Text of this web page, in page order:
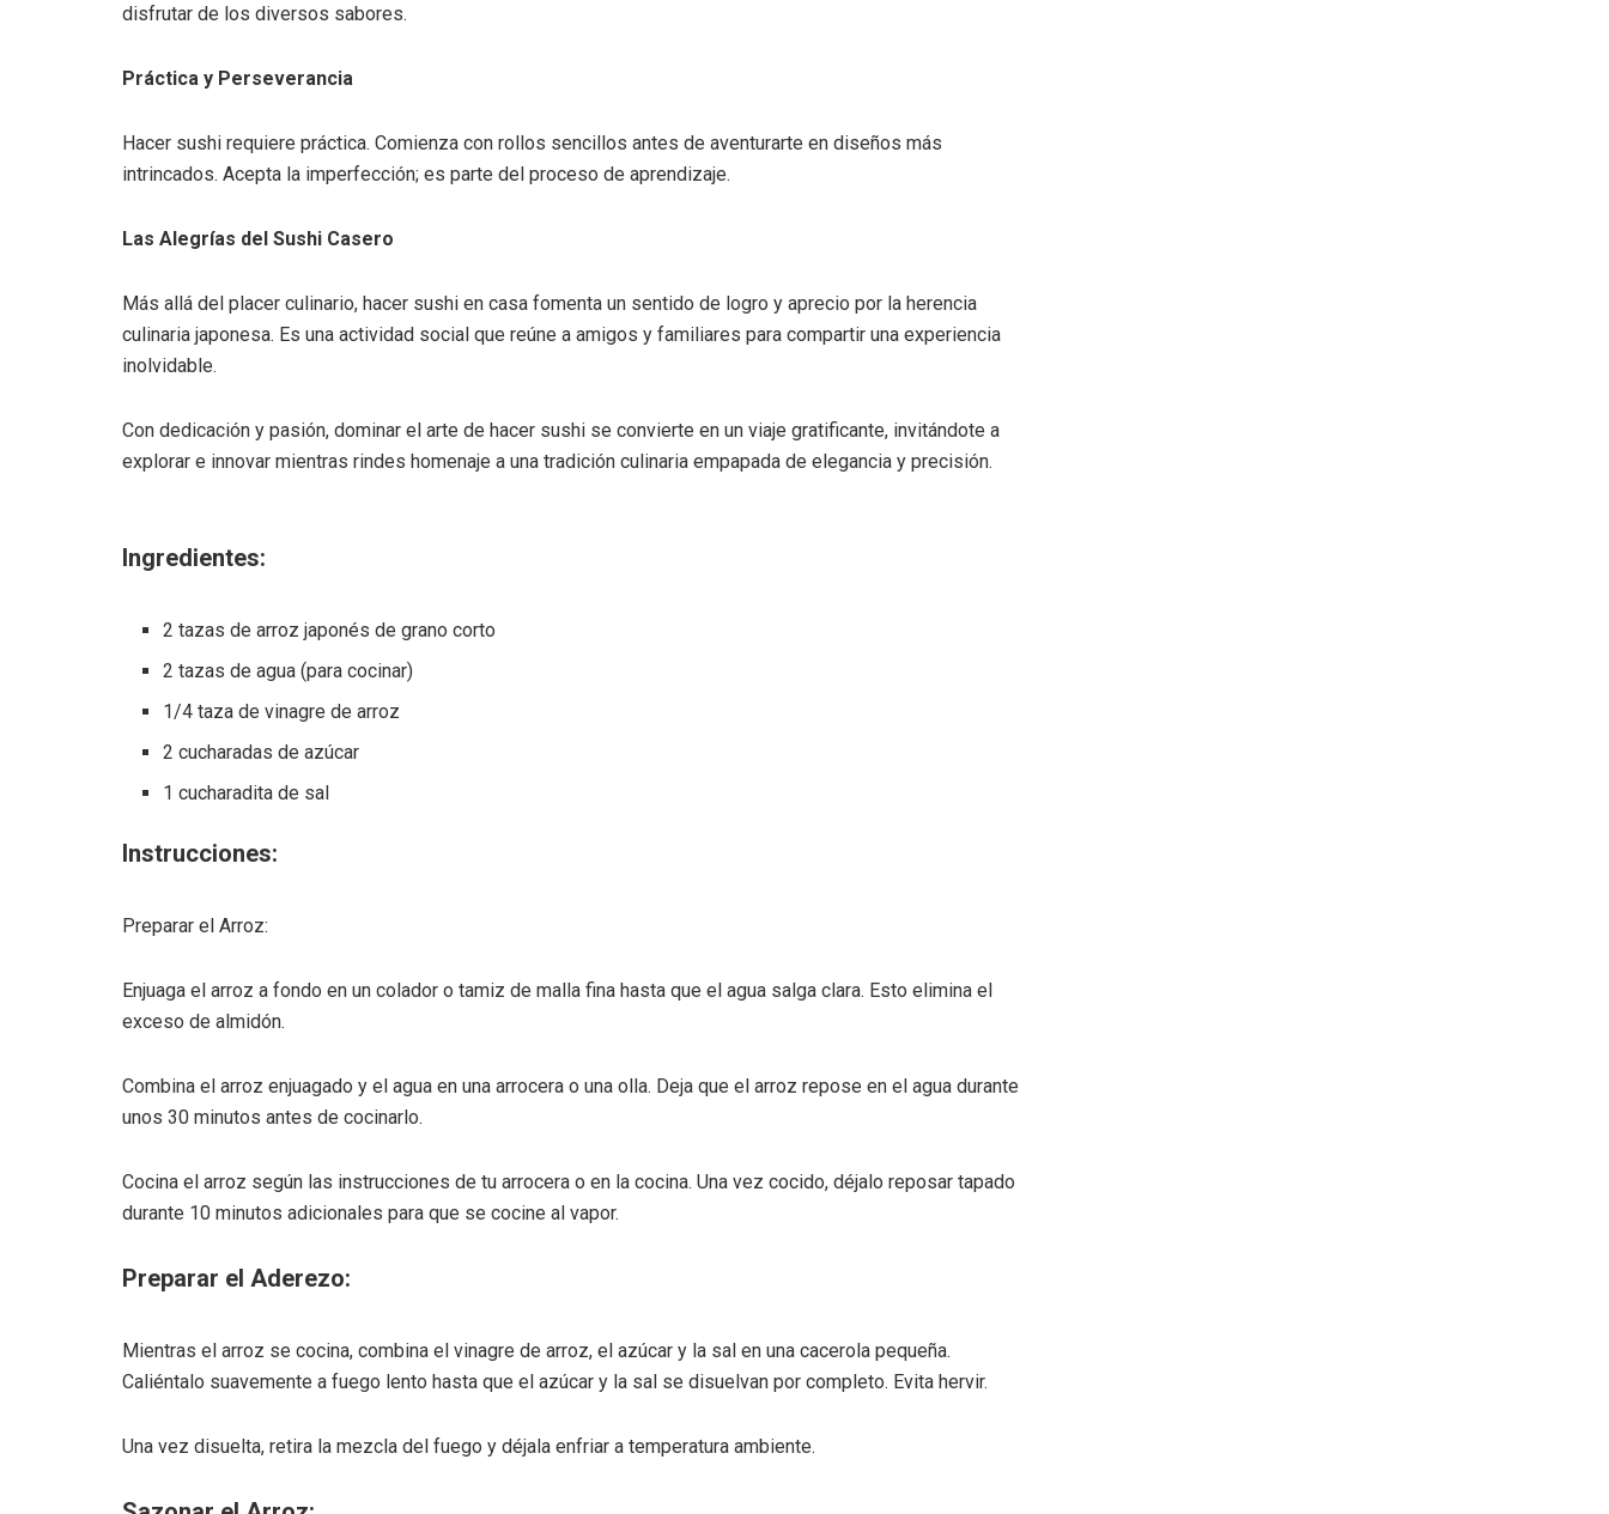
disfrutar de los diversos sabores.
Práctica y Perseverancia
Hacer sushi requiere práctica. Comienza con rollos sencillos antes de aventurarte en diseños más
intrincados. Acepta la imperfección; es parte del proceso de aprendizaje.
Las Alegrías del Sushi Casero
Más allá del placer culinario, hacer sushi en casa fomenta un sentido de logro y aprecio por la herencia
culinaria japonesa. Es una actividad social que reúne a amigos y familiares para compartir una experiencia
inolvidable.
Con dedicación y pasión, dominar el arte de hacer sushi se convierte en un viaje gratificante, invitándote a
explorar e innovar mientras rindes homenaje a una tradición culinaria empapada de elegancia y precisión.
Ingredientes:
2 tazas de arroz japonés de grano corto
2 tazas de agua (para cocinar)
1/4 taza de vinagre de arroz
2 cucharadas de azúcar
1 cucharadita de sal
Instrucciones:
Preparar el Arroz:
Enjuaga el arroz a fondo en un colador o tamiz de malla fina hasta que el agua salga clara. Esto elimina el
exceso de almidón.
Combina el arroz enjuagado y el agua en una arrocera o una olla. Deja que el arroz repose en el agua durante
unos 30 minutos antes de cocinarlo.
Cocina el arroz según las instrucciones de tu arrocera o en la cocina. Una vez cocido, déjalo reposar tapado
durante 10 minutos adicionales para que se cocine al vapor.
Preparar el Aderezo:
Mientras el arroz se cocina, combina el vinagre de arroz, el azúcar y la sal en una cacerola pequeña.
Caliéntalo suavemente a fuego lento hasta que el azúcar y la sal se disuelvan por completo. Evita hervir.
Una vez disuelta, retira la mezcla del fuego y déjala enfriar a temperatura ambiente.